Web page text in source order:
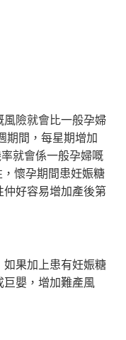
險就會比一般孕婦
期間，每星期增加
就會係一般孕婦嘅
懷孕期間患妊娠糖
好容易增加產後第
果加上患有妊娠糖
巨嬰，增加難產風